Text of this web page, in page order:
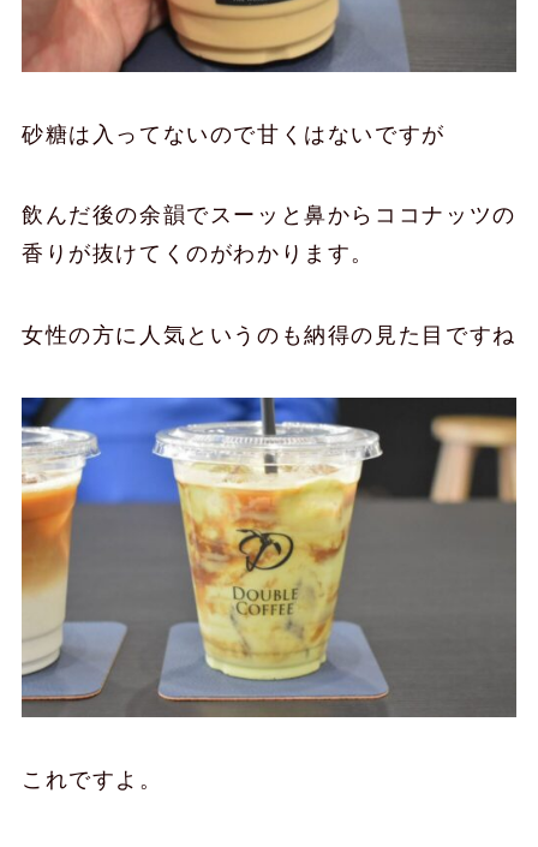
砂糖は入ってないので甘くはないですが
飲んだ後の余韻でスーッと鼻からココナッツの
香りが抜けてくのがわかります。
女性の方に人気というのも納得の見た目ですね
これですよ。